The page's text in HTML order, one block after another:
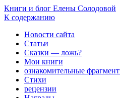
Книги и блог Елены Солодовой
К содержанию
Новости сайта
Статьи
Сказки — ложь?
Мои книги
ознакомительные
Стихи
рецензии